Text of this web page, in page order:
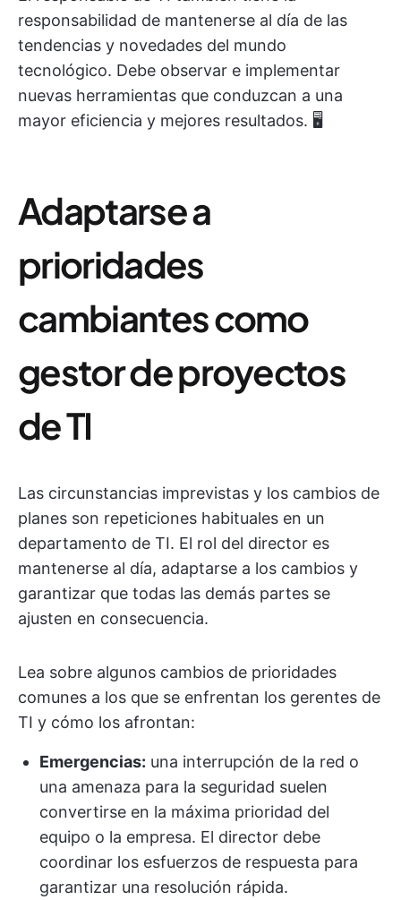
responsabilidad de mantenerse al día de las
tendencias y novedades del mundo
tecnológico. Debe observar e implementar
nuevas herramientas que conduzcan a una
mayor eficiencia y mejores resultados. 🖥️
Adaptarse a
prioridades
cambiantes como
gestor de proyectos
de TI
Las circunstancias imprevistas y los cambios de
planes son repeticiones habituales en un
departamento de TI. El rol del director es
mantenerse al día, adaptarse a los cambios y
garantizar que todas las demás partes se
ajusten en consecuencia.
Lea sobre algunos cambios de prioridades
comunes a los que se enfrentan los gerentes de
TI y cómo los afrontan:
Emergencias: una interrupción de la red o
una amenaza para la seguridad suelen
convertirse en la máxima prioridad del
equipo o la empresa. El director debe
coordinar los esfuerzos de respuesta para
garantizar una resolución rápida.